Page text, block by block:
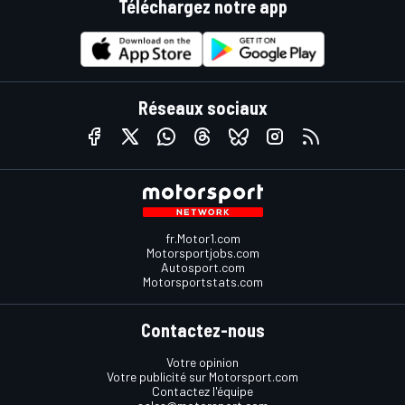
Téléchargez notre app
Réseaux sociaux
fr.Motor1.com
Motorsportjobs.com
Autosport.com
Motorsportstats.com
Contactez-nous
Votre opinion
Votre publicité sur Motorsport.com
Contactez l'équipe